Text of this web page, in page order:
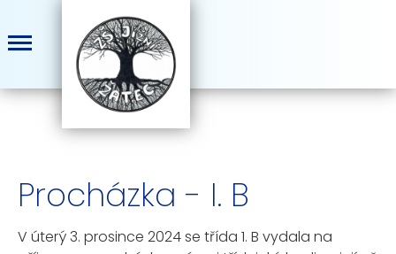
Procházka - I. B
V úterý 3. prosince 2024 se třída 1. B vydala na